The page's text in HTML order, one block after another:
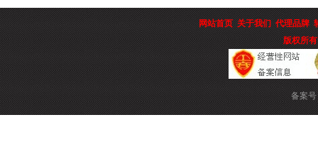
网站首页 关于我们 代理品牌
版权所
备案号